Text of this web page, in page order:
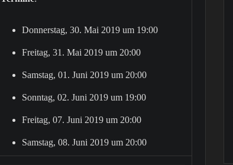
Donnerstag, 30. Mai 2019 um 19:00
Freitag, 31. Mai 2019 um 20:00
Samstag, 01. Juni 2019 um 20:00
Sonntag, 02. Juni 2019 um 19:00
Freitag, 07. Juni 2019 um 20:00
Samstag, 08. Juni 2019 um 20:00